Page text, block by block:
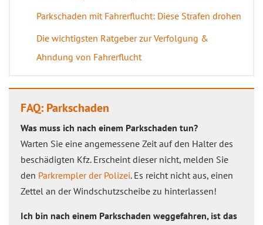
Parkschaden mit Fahrerflucht: Diese Strafen drohen
Die wichtigsten Ratgeber zur Verfolgung &
Ahndung von Fahrerflucht
FAQ: Parkschaden
Was muss ich nach einem Parkschaden tun?
Warten Sie eine angemessene Zeit auf den Halter des
beschädigten Kfz. Erscheint dieser nicht, melden Sie
den Parkrempler der Polizei. Es reicht nicht aus, einen
Zettel an der Windschutzscheibe zu hinterlassen!
Ich bin nach einem Parkschaden weggefahren, ist das